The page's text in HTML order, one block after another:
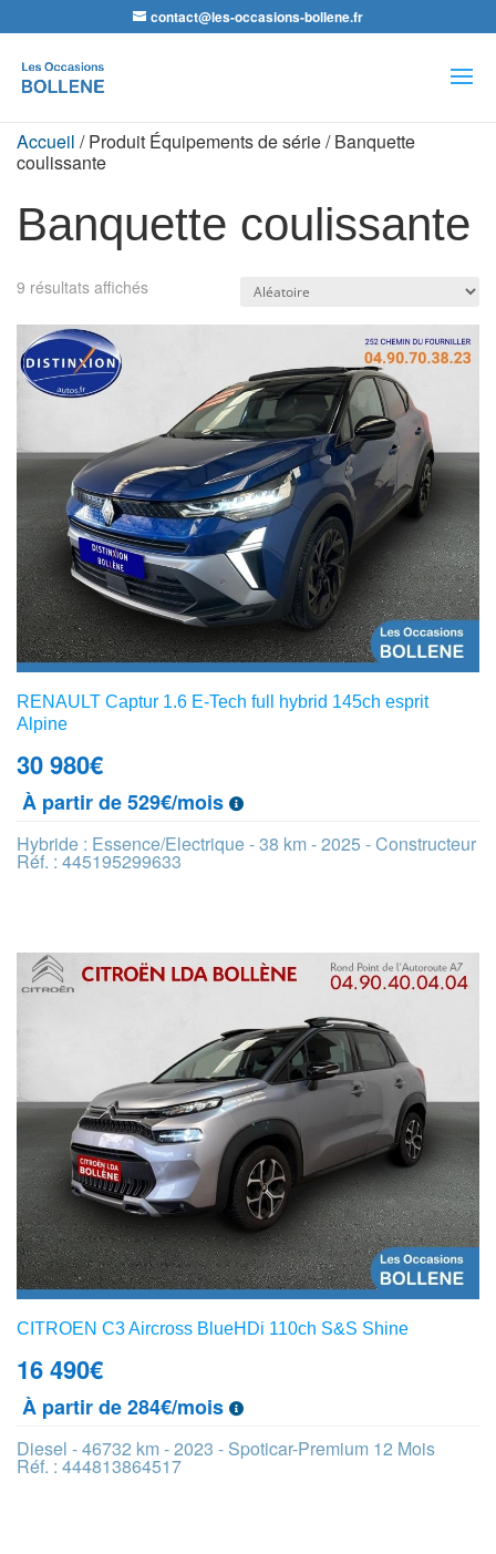
contact@les-occasions-bollene.fr
de
produits
Accueil / Produit Équipements de série / Banquette
coulissante
Banquette coulissante
9 résultats affichés
RENAULT Captur 1.6 E-Tech full hybrid 145ch esprit
Alpine
30 980€
À partir de 529€/mois
Hybride : Essence/Electrique - 38 km - 2025 - Constructeur
Réf. : 445195299633
CITROEN C3 Aircross BlueHDi 110ch S&S Shine
16 490€
À partir de 284€/mois
Diesel - 46732 km - 2023 - Spoticar-Premium 12 Mois
Réf. : 444813864517